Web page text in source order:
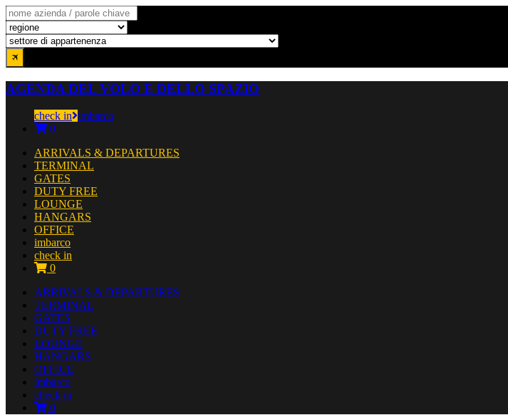
AGENDA DEL VOLO E DELLO SPAZIO
check in imbarco
0
ARRIVALS & DEPARTURES
TERMINAL
GATES
DUTY FREE
LOUNGE
HANGARS
OFFICE
imbarco
check in
0
ARRIVALS & DEPARTURES
TERMINAL
GATES
DUTY FREE
LOUNGE
HANGARS
OFFICE
imbarco
check in
0